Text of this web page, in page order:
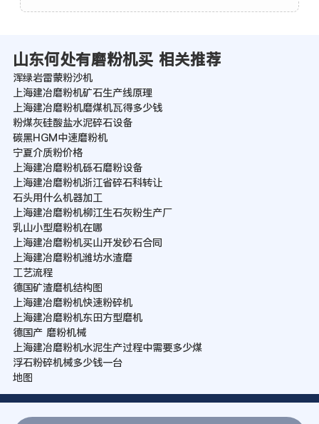
山东何处有磨粉机买 相关推荐
浑绿岩雷蒙粉沙机
上海建冶磨粉机矿石生产线原理
上海建冶磨粉机磨煤机瓦得多少钱
粉煤灰硅酸盐水泥碎石设备
碳黑HGM中速磨粉机
宁夏介质粉价格
上海建冶磨粉机砾石磨粉设备
上海建冶磨粉机浙江省碎石科转让
石头用什么机器加工
上海建冶磨粉机柳江生石灰粉生产厂
乳山小型磨粉机在哪
上海建冶磨粉机买山开发砂石合同
上海建冶磨粉机潍坊水渣磨
工艺流程
德国矿渣磨机结构图
上海建冶磨粉机快速粉碎机
上海建冶磨粉机东田方型磨机
德国产 磨粉机械
上海建冶磨粉机水泥生产过程中需要多少煤
浮石粉碎机械多少钱一台
地图